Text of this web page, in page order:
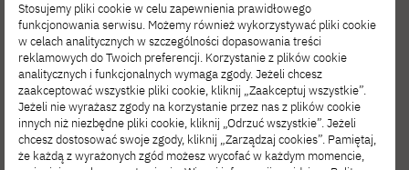
Zobacz inne
aktualności
Stosujemy pliki cookie w celu zapewnienia prawidłowego
funkcjonowania serwisu. Możemy również wykorzystywać pliki cookie
w celach analitycznych w szczególności dopasowania treści
reklamowych do Twoich preferencji. Korzystanie z plików cookie
analitycznych i funkcjonalnych wymaga zgody. Jeżeli chcesz
zaakceptować wszystkie pliki cookie, kliknij „Zaakceptuj wszystkie”.
Jeżeli nie wyrażasz zgody na korzystanie przez nas z plików cookie
innych niż niezbędne pliki cookie, kliknij „Odrzuć wszystkie”. Jeżeli
chcesz dostosować swoje zgody, kliknij „Zarządzaj cookies”. Pamiętaj,
że każdą z wyrażonych zgód możesz wycofać w każdym momencie,